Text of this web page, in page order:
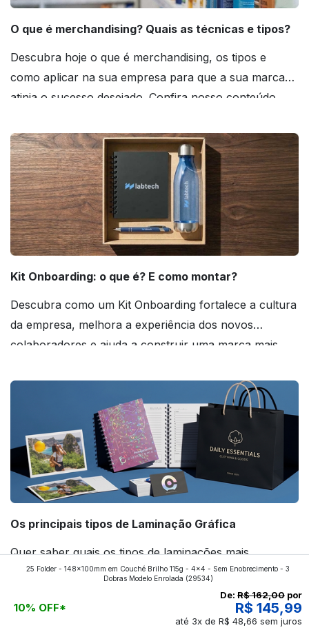
O que é merchandising? Quais as técnicas e tipos?
Descubra hoje o que é merchandising, os tipos e
como aplicar na sua empresa para que a sua marca
atinja o sucesso desejado. Confira nosso conteúdo
Kit Onboarding: o que é? E como montar?
Descubra como um Kit Onboarding fortalece a cultura
da empresa, melhora a experiência dos novos
colaboradores e ajuda a construir uma marca mais
Os principais tipos de Laminação Gráfica
Quer saber quais os tipos de laminações mais
aplicados nos impressos da gráfica FuturaIM? Então,
continue a leitura que vamos revelar para você!
25 Folder - 148x100mm em Couché Brilho 115g - 4x4 - Sem Enobrecimento - 3
Dobras Modelo Enrolada (29534)
10% OFF*
De: R$ 162,00 por
R$ 145,99
até 3x de R$ 48,66 sem juros